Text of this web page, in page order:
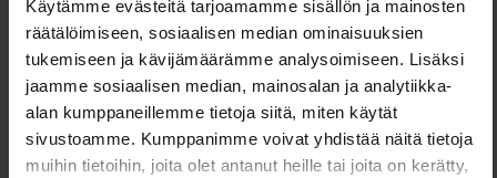
Käytämme evästeitä tarjoamamme sisällön ja mainosten
räätälöimiseen, sosiaalisen median ominaisuuksien
tukemiseen ja kävijämäärämme analysoimiseen. Lisäksi
jaamme sosiaalisen median, mainosalan ja analytiikka-
alan kumppaneillemme tietoja siitä, miten käytät
sivustoamme. Kumppanimme voivat yhdistää näitä tietoja
muihin tietoihin, joita olet antanut heille tai joita on kerätty,
Tuotenimi Koodi
Norma CSP 24V IP68 Liitin 8mm 3m